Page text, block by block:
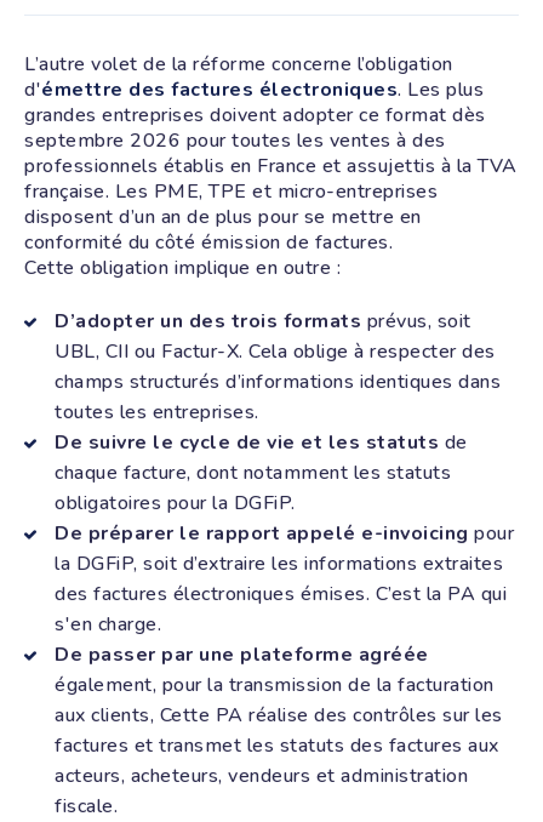
L’autre volet de la réforme concerne l’obligation
d'émettre des factures électroniques. Les plus
grandes entreprises doivent adopter ce format dès
septembre 2026 pour toutes les ventes à des
professionnels établis en France et assujettis à la TVA
française. Les PME, TPE et micro-entreprises
disposent d’un an de plus pour se mettre en
conformité du côté émission de factures.
Cette obligation implique en outre :
D’adopter un des trois formats prévus, soit
UBL, CII ou Factur-X. Cela oblige à respecter des
champs structurés d’informations identiques dans
toutes les entreprises.
De suivre le cycle de vie et les statuts de
chaque facture, dont notamment les statuts
obligatoires pour la DGFiP.
De préparer le rapport appelé e-invoicing pour
la DGFiP, soit d’extraire les informations extraites
des factures électroniques émises. C’est la PA qui
s'en charge.
De passer par une plateforme agréée
également, pour la transmission de la facturation
aux clients, Cette PA réalise des contrôles sur les
factures et transmet les statuts des factures aux
acteurs, acheteurs, vendeurs et administration
fiscale.